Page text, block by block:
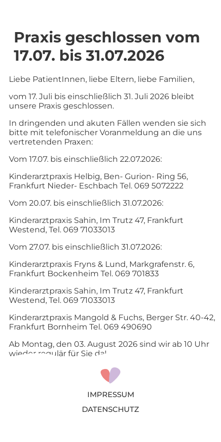
Praxis geschlossen vom
17.07. bis 31.07.2026
Liebe PatientInnen, liebe Eltern, liebe Familien,
vom 17. Juli bis einschließlich 31. Juli 2026 bleibt
unsere Praxis geschlossen.
In dringenden und akuten Fällen wenden sie sich
bitte mit telefonischer Voranmeldung an die uns
vertretenden Praxen:
Vom 17.07. bis einschließlich 22.07.2026:
Kinderarztpraxis Helbig, Ben- Gurion- Ring 56,
Frankfurt Nieder- Eschbach Tel. 069 5072222
Vom 20.07. bis einschließlich 31.07.2026:
Kinderarztpraxis Sahin, Im Trutz 47, Frankfurt
Westend, Tel. 069 71033013
Vom 27.07. bis einschließlich 31.07.2026:
Kinderarztpraxis Fryns & Lund, Markgrafenstr. 6,
Frankfurt Bockenheim Tel. 069 701833
Kinderarztpraxis Sahin, Im Trutz 47, Frankfurt
Westend, Tel. 069 71033013
Kinderarztpraxis Mangold & Fuchs, Berger Str. 40-42,
Frankfurt Bornheim Tel. 069 490690
Ab Montag, den 03. August 2026 sind wir ab 10 Uhr
wieder regulär für Sie da!
IMPRESSUM
DATENSCHUTZ